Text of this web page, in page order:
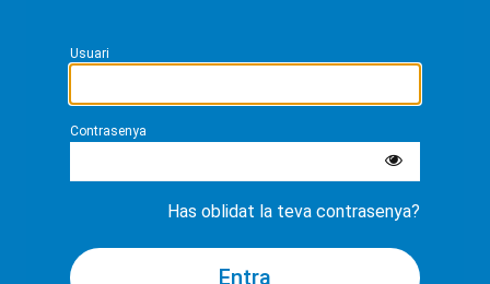
Usuari
Contrasenya
Has oblidat la teva contrasenya?